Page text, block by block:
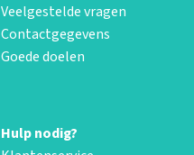
Veelgestelde vragen
Contactgegevens
Goede doelen
Hulp nodig?